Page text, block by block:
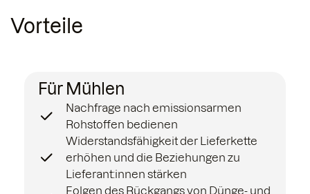
Vorteile
Für Mühlen
Nachfrage nach emissionsarmen
Rohstoffen bedienen
Widerstandsfähigkeit der Lieferkette
erhöhen und die Beziehungen zu
Lieferant:innen stärken
Folgen des Rückgangs von Dünge- und